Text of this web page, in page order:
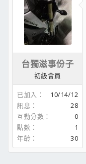
台獨滋事份子
初級會員
已加入
10/14/12
訊息
28
互動分數
0
點數
1
年齡
30